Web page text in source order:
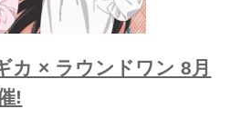
× ラウンドワン 8月
!